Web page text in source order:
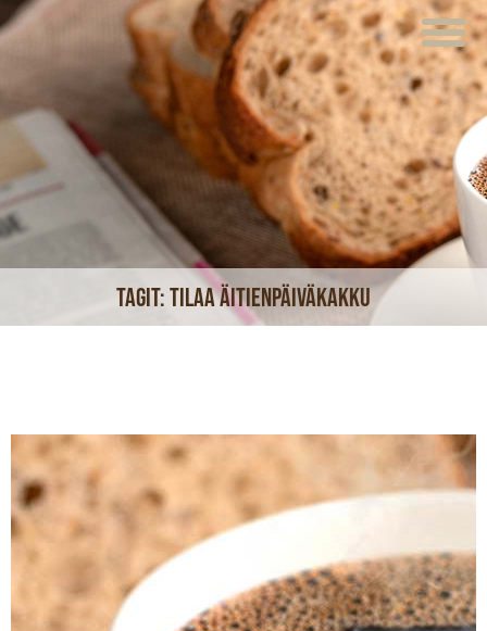
ETUSIVU
VERKKOKAUPPA
KAHVILAT
LOUNAS
MEISTÄ
TUOTTEET
Tagit:tilaa äitienpäiväkakku